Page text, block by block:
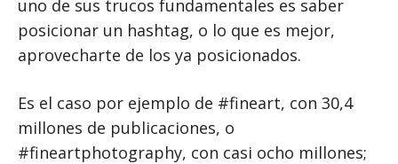
uno de sus trucos fundamentales es saber
posicionar un hashtag, o lo que es mejor,
aprovecharte de los ya posicionados.
Es el caso por ejemplo de #fineart, con 30,4
millones de publicaciones, o
#fineartphotography, con casi ocho millones;